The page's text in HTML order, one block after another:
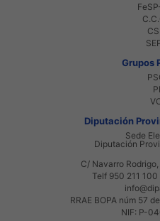
Grupos
Diputación
Sede
Diputación
C/ Navarro
Telf 950 211 100
RRAE BOPA núm 57
NIF: P-